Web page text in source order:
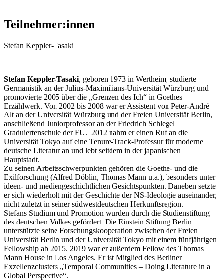
Teilnehmer:innen
Stefan Keppler-Tasaki
Stefan Keppler-Tasaki, geboren 1973 in Wertheim, studierte
Germanistik an der Julius-Maximilians-Universität Würzburg und
promovierte 2005 über die „Grenzen des Ich“ in Goethes
Erzählwerk. Von 2002 bis 2008 war er Assistent von Peter-André
Alt an der Universität Würzburg und der Freien Universität Berlin,
anschließend Juniorprofessor an der Friedrich Schlegel
Graduiertenschule der FU. 2012 nahm er einen Ruf an die
Universität Tokyo auf eine Tenure-Track-Professur für moderne
deutsche Literatur an und lebt seitdem in der japanischen
Hauptstadt.
Zu seinen Arbeitsschwerpunkten gehören die Goethe- und die
Exilforschung (Alfred Döblin, Thomas Mann u.a.), besonders unter
ideen- und mediengeschichtlichen Gesichtspunkten. Daneben setzte
er sich wiederholt mit der Geschichte der NS-Ideologie auseinander,
nicht zuletzt in seiner südwestdeutschen Herkunftsregion.
Stefans Studium und Promotion wurden durch die Studienstiftung
des deutschen Volkes gefördert. Die Einstein Stiftung Berlin
unterstützte seine Forschungskooperation zwischen der Freien
Universität Berlin und der Universität Tokyo mit einem fünfjährigen
Fellowship ab 2015. 2019 war er außerdem Fellow des Thomas
Mann House in Los Angeles. Er ist Mitglied des Berliner
Exzellenzclusters „Temporal Communities – Doing Literature in a
Global Perspective“.